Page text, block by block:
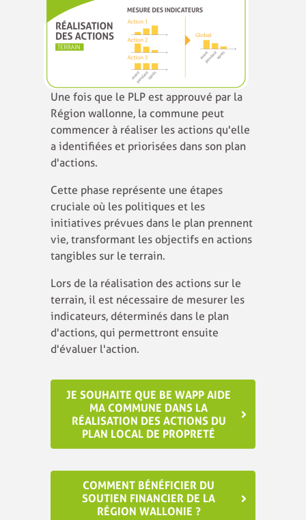
Une fois que le PLP est approuvé par la
Région wallonne, la commune peut
commencer à réaliser les actions qu'elle
a identifiées et priorisées dans son plan
d'actions.
Cette phase représente une étapes
cruciale où les politiques et les
initiatives prévues dans le plan prennent
vie, transformant les objectifs en actions
tangibles sur le terrain.
Lors de la réalisation des actions sur le
terrain, il est nécessaire de mesurer les
indicateurs, déterminés dans le plan
d'actions, qui permettront ensuite
d'évaluer l'action.
JE SOUHAITE QUE BE WAPP AIDE
MA COMMUNE DANS LA
RÉALISATION DES ACTIONS DU
PLAN LOCAL DE PROPRETÉ
COMMENT BÉNÉFICIER DU
SOUTIEN FINANCIER DE LA
RÉGION WALLONIE ?